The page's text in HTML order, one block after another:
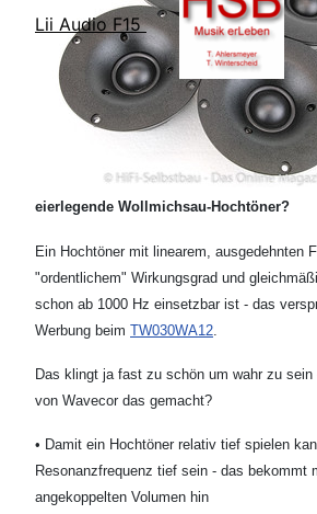
Lii Audio F15
eierlegende Wollmichsau-Hochtöner?
Ein Hochtöner mit linearem, ausgedehnten
"ordentlichem" Wirkungsgrad und
schon ab 1000 Hz einsetzbar ist - das
Werbung beim TW030WA12.
Das klingt ja fast zu schön um wahr zu sein
von Wavecor das gemacht?
• Damit ein Hochtöner relativ tief spielen
Resonanzfrequenz tief sein - das bekommt
angekoppelten Volumen hin